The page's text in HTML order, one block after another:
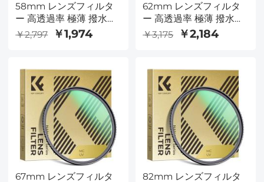
58mm レンズフィルタ
ー 高透過率 極薄 撥水防
汚 AGC日本製光学ガラ
Dazzleシリーズ）
￥2,797 ￥1,974
62mm レンズフィルタ
ー 高透過率 極薄 撥水防
汚 AGC日本製光学ガラ
Dazzleシリーズ）
￥3,175 ￥2,184
67mm レンズフィルタ
82mm レンズフィルタ